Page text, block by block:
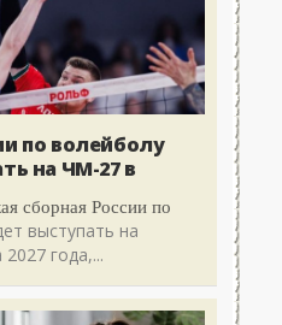
по волейболу
на ЧМ-27 в
сборная России по
выступать на
года,...